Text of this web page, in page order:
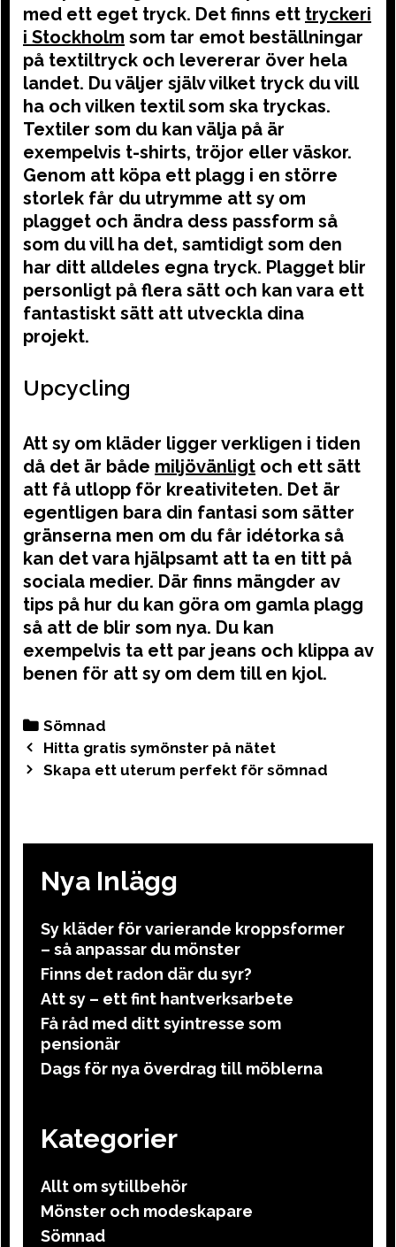
med ett eget tryck. Det finns ett tryckeri
i Stockholm som tar emot beställningar
på textiltryck och levererar över hela
landet. Du väljer själv vilket tryck du vill
ha och vilken textil som ska tryckas.
Textiler som du kan välja på är
exempelvis t-shirts, tröjor eller väskor.
Genom att köpa ett plagg i en större
storlek får du utrymme att sy om
plagget och ändra dess passform så
som du vill ha det, samtidigt som den
har ditt alldeles egna tryck. Plagget blir
personligt på flera sätt och kan vara ett
fantastiskt sätt att utveckla dina
projekt.
Upcycling
Att sy om kläder ligger verkligen i tiden
då det är både miljövänligt och ett sätt
att få utlopp för kreativiteten. Det är
egentligen bara din fantasi som sätter
gränserna men om du får idétorka så
kan det vara hjälpsamt att ta en titt på
sociala medier. Där finns mängder av
tips på hur du kan göra om gamla plagg
så att de blir som nya. Du kan
exempelvis ta ett par jeans och klippa av
benen för att sy om dem till en kjol.
Categories
Sömnad
Post
navigation
Hitta gratis symönster på nätet
Skapa ett uterum perfekt för sömnad
Nya Inlägg
Sy kläder för varierande kroppsformer
– så anpassar du mönster
Finns det radon där du syr?
Att sy – ett fint hantverksarbete
Få råd med ditt syintresse som
pensionär
Dags för nya överdrag till möblerna
Kategorier
Allt om sytillbehör
Mönster och modeskapare
Sömnad